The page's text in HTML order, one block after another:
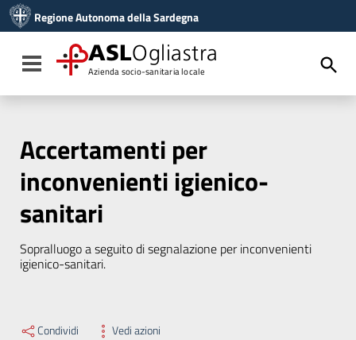
Vai al menu di navigazione
Vai al footer
Regione Autonoma della Sardegna
Toggle navigation
ASLOgliastra
Azienda socio-sanitaria locale
Accertamenti per
inconvenienti igienico-
sanitari
Sopralluogo a seguito di segnalazione per inconvenienti
igienico-sanitari.
Condividi Vedi azioni